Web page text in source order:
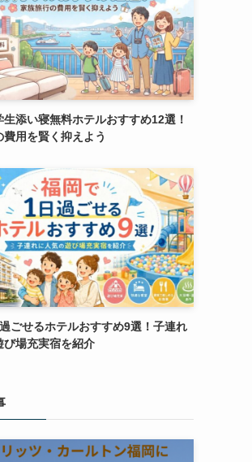
添い寝無料ホテルおすすめ12選！
費用を賢く抑えよう
ごせるホテルおすすめ9選！子連れ
び場充実宿を紹介